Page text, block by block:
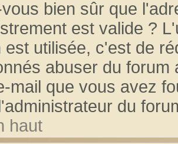
bien sûr que
est valide ?
est utilisée, c'est de
abuser du
mail que vous avez
du
haut